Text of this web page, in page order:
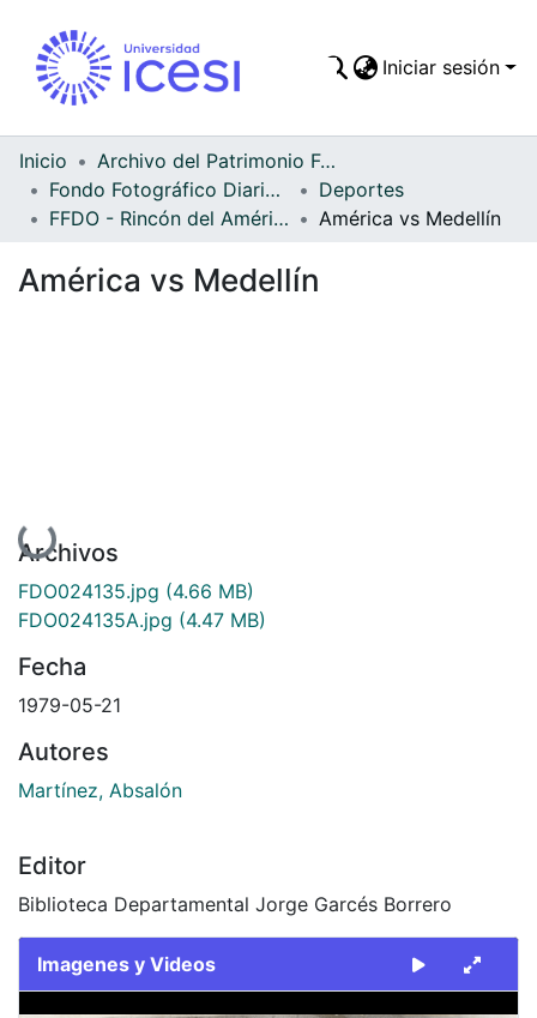
Todo DSpace
Estadísticas
Iniciar sesión
Inicio
Archivo del Patrimonio Fotográfico y Fílmico del Valle del Cauca
Fondo Fotográfico Diario Occidente
Deportes
FFDO - Rincón del América - Patrimonial
América vs Medellín
América vs Medellín
Cargando...
Archivos
FDO024135.jpg (4.66 MB)
FDO024135A.jpg (4.47 MB)
Fecha
1979-05-21
Autores
Martínez, Absalón
Editor
Biblioteca Departamental Jorge Garcés Borrero
Imagenes y Videos